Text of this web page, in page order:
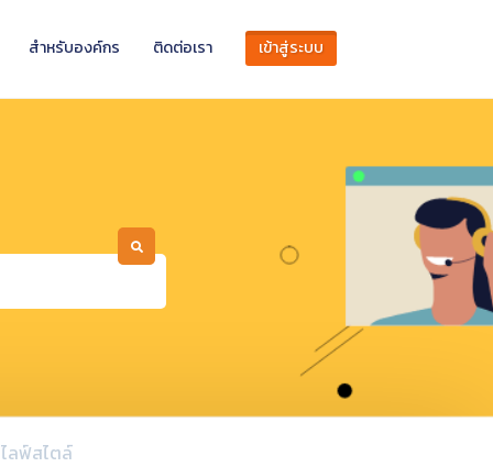
สำหรับองค์กร ติดต่อเรา เข้าสู่ระบบ
ไลฟ์สไตล์